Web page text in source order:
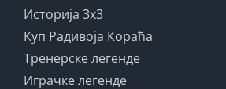
Историја 3x3
Куп Радивоја Кораћа
Тренерске легенде
Играчке легенде